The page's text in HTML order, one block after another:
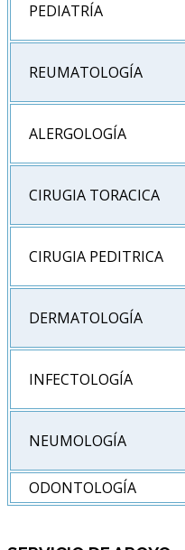
PEDIATRÍA
REUMATOLOGÍA
ALERGOLOGÍA
CIRUGIA TORACICA
CIRUGIA PEDITRICA
DERMATOLOGÍA
INFECTOLOGÍA
NEUMOLOGÍA
ODONTOLOGÍA